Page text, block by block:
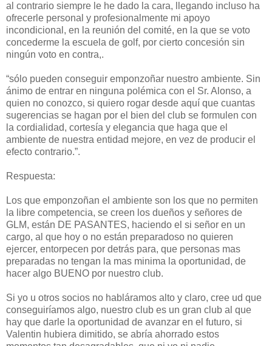
al contrario siempre le he dado la cara, llegando incluso ha
ofrecerle personal y profesionalmente mi apoyo
incondicional, en la reunión del comité, en la que se voto
concederme la escuela de golf, por cierto concesión sin
ningún voto en contra,.
“sólo pueden conseguir emponzoñar nuestro ambiente. Sin
ánimo de entrar en ninguna polémica con el Sr. Alonso, a
quien no conozco, si quiero rogar desde aquí que cuantas
sugerencias se hagan por el bien del club se formulen con
la cordialidad, cortesía y elegancia que haga que el
ambiente de nuestra entidad mejore, en vez de producir el
efecto contrario.”.
Respuesta:
Los que emponzoñan el ambiente son los que no permiten
la libre competencia, se creen los dueños y señores de
GLM, están DE PASANTES, haciendo el si señor en un
cargo, al que hoy o no están preparadoso no quieren
ejercer, entorpecen por detrás para, que personas mas
preparadas no tengan la mas minima la oportunidad, de
hacer algo BUENO por nuestro club.
Si yo u otros socios no habláramos alto y claro, cree ud que
conseguiríamos algo, nuestro club es un gran club al que
hay que darle la oportunidad de avanzar en el futuro, si
Valentin hubiera dimitido, se abría ahorrado estos